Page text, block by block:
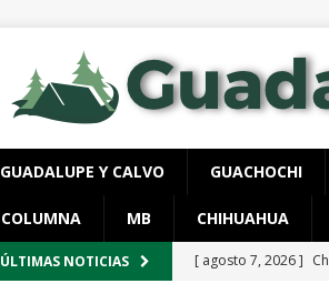
GUADALUPE Y CALVO GUACHOCHI
COLUMNA MB CHIHUAHUA
ÚLTIMAS NOTICIAS [ agosto 7, 2026 ]